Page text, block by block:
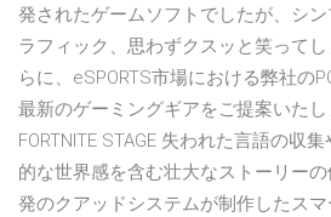
発されたゲームソフトでしたが、シ
ラフィック、思わずクスッと笑って
らに、eSPORTS市場における弊社の
最新のゲーミングギアをご提案いたし
FORTNITE STAGE 失われた言語の収
的な世界感を含む壮大なストーリー
発のクアッドシステムが制作したス